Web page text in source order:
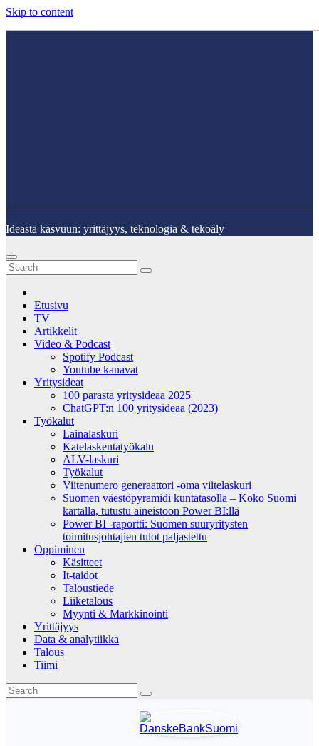
Skip to content
Ideasta kasvuun: yrittäjyys, teknologia & tekoäly
Etusivu
TV
Artikkelit
Video & Podcast
Spotify Podcast
Youtube kanavat
Yritysideat
100 parasta yritysideaa 2025
ChatGPT:n 100 yritysideaa (2023)
Työkalut
Lainalaskuri
Katelaskentatyökalu
ALV-laskuri
Työkalut
Viitenumero generaattori -oma viitelaskuri
Suomen väestöpyramidi kuntatasolla – Koko Suomi
kartalla, tutustu aineistoon Power BI:llä
Power BI -raportti: Suomen suuryritysten
toimitusjohtajien tulot paljastettu
Oppiminen
Käsitteet
It-taidot
Taloustiede
Liiketalous
Myynti & Markkinointi
Yrittäjyys
Data & analytiikka
Talous
Tiimi